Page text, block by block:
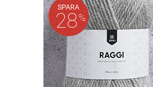
SPARA
28%